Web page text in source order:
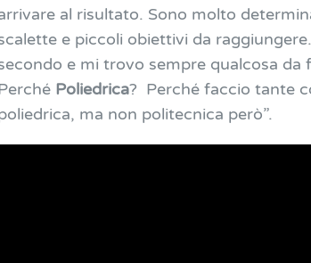
al risultato. Sono molto
e piccoli obiettivi da raggiungere.
e mi trovo sempre qualcosa
Poliedrica? Perché faccio tante
ma non politecnica però”.